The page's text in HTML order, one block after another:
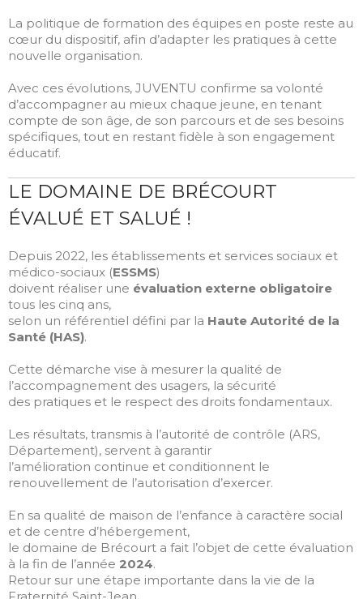
La politique de formation des équipes en poste reste au
cœur du dispositif, afin d’adapter les pratiques à cette
nouvelle organisation.
Avec ces évolutions, JUVENTU confirme sa volonté
d’accompagner au mieux chaque jeune, en tenant
compte de son âge, de son parcours et de ses besoins
spécifiques, tout en restant fidèle à son engagement
éducatif.
LE DOMAINE DE BRÉCOURT
ÉVALUÉ ET SALUÉ !
Depuis 2022, les établissements et services sociaux et
médico-sociaux (ESSMS)
doivent réaliser une évaluation externe obligatoire
tous les cinq ans,
selon un référentiel défini par la Haute Autorité de la
Santé (HAS).
Cette démarche vise à mesurer la qualité de
l’accompagnement des usagers, la sécurité
des pratiques et le respect des droits fondamentaux.
Les résultats, transmis à l’autorité de contrôle (ARS,
Département), servent à garantir
l’amélioration continue et conditionnent le
renouvellement de l’autorisation d’exercer.
En sa qualité de maison de l’enfance à caractère social
et de centre d’hébergement,
le domaine de Brécourt a fait l’objet de cette évaluation
à la fin de l’année 2024.
Retour sur une étape importante dans la vie de la